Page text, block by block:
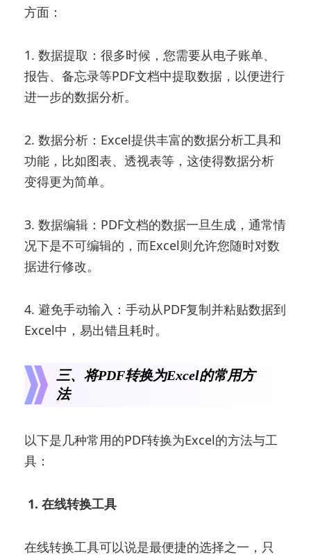
方面：
1. 数据提取：很多时候，您需要从电子账单、
报告、备忘录等PDF文档中提取数据，以便进行
进一步的数据分析。
2. 数据分析：Excel提供丰富的数据分析工具和
功能，比如图表、透视表等，这使得数据分析
变得更为简单。
3. 数据编辑：PDF文档的数据一旦生成，通常情
况下是不可编辑的，而Excel则允许您随时对数
据进行修改。
4. 避免手动输入：手动从PDF复制并粘贴数据到
Excel中，易出错且耗时。
三、将PDF转换为Excel的常用方
法
以下是几种常用的PDF转换为Excel的方法与工
具：
1. 在线转换工具
在线转换工具可以说是最便捷的选择之一，只